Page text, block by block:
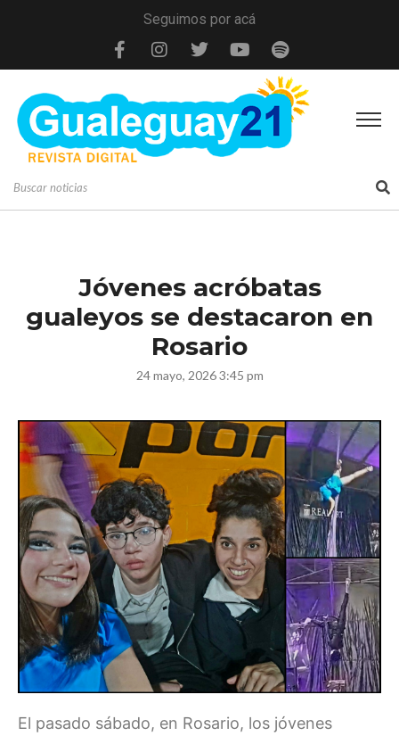
Seguimos por acá
Jóvenes acróbatas
gualeyos se destacaron en
Rosario
24 mayo, 2026 3:45 pm
El pasado sábado, en Rosario, los jóvenes